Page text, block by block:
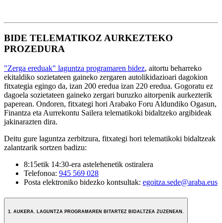
BIDE TELEMATIKOZ AURKEZTEKO
PROZEDURA
"Zerga ereduak" laguntza programaren bidez, aitortu beharreko
ekitaldiko sozietateen gaineko zergaren autolikidazioari dagokion
fitxategia egingo da, izan 200 eredua izan 220 eredua. Gogoratu ez
dagoela sozietateen gaineko zergari buruzko aitorpenik aurkezterik
paperean. Ondoren, fitxategi hori Arabako Foru Aldundiko Ogasun,
Finantza eta Aurrekontu Sailera telematikoki bidaltzeko argibideak
jakinarazten dira.
Deitu gure laguntza zerbitzura, fitxategi hori telematikoki bidaltzeak
zalantzarik sortzen badizu:
8:15etik 14:30-era astelehenetik ostiralera
Telefonoa: 945 569 028
Posta elektroniko bidezko kontsultak: egoitza.sede@araba.eus
1. AUKERA. LAGUNTZA PROGRAMAREN BITARTEZ BIDALTZEA ZUZENEAN.